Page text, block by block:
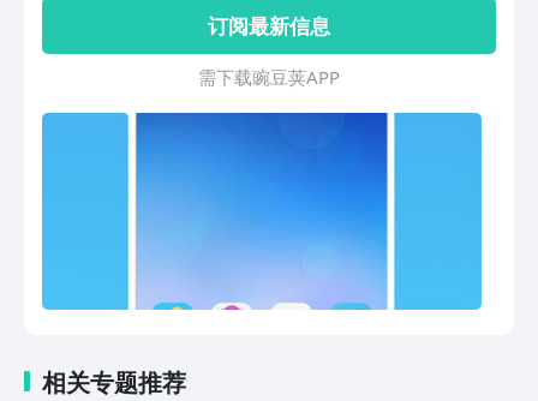
完美结合,超丰富实用的特色功能; 风格百
变的锁屏，惊艳你的手机桌面。奇迹暖
暖、龙之谷、长草颜团子、tfboys、
Angelababy等主题桌面每日资源推陈出
转阴阳师、看不卡顿； 2、【精美壁纸主
题锁屏】每天推陈出新，天美化你的手
机；文艺小清新，二次元，文字控，明星
内存清理，实时天气，更有多种生活小工
订阅最新信息
需 下 载 豌 豆 荚 A P P
相关专题推荐